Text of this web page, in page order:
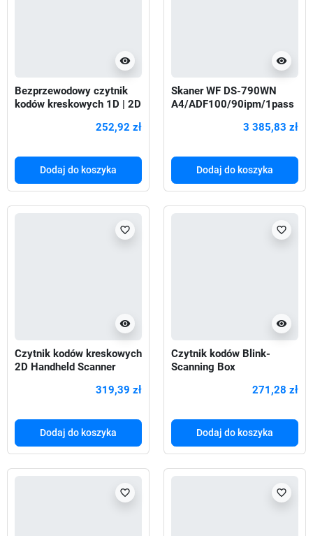
visibility
Bezprzewodowy czytnik
kodów kreskowych 1D | 2D
252,92 zł
Dodaj do koszyka
visibility
Skaner WF DS-790WN
A4/ADF100/90ipm/1pass
3 385,83 zł
Dodaj do koszyka
visibility
favorite_border
Czytnik kodów kreskowych
2D Handheld Scanner
319,39 zł
Dodaj do koszyka
visibility
favorite_border
Czytnik kodów Blink-
Scanning Box
271,28 zł
Dodaj do koszyka
favorite_border favorite_border